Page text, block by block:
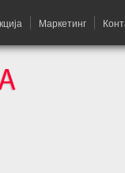
Маркетинг